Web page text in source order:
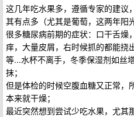
这几年吃水果多，遵循专家的建议
其有点多（尤其是葡萄，这两年阳
很多糖尿病前期的症状：口干舌燥
痒，大量皮屑，右时候抓的都能挠
等...水杯不离手，冬季保湿剂如丝
抹；
但是体检的时候空腹血糖又正常，
本来就干燥；
最近突然想到尝试少吃水果，尤其